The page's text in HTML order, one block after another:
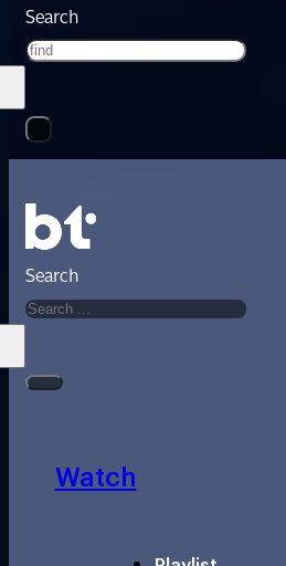
Search
Search
Watch